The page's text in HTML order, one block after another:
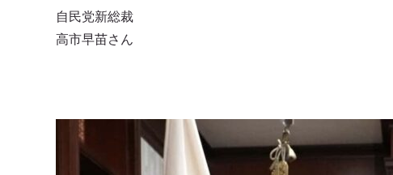
自民党新総裁
高市早苗さん